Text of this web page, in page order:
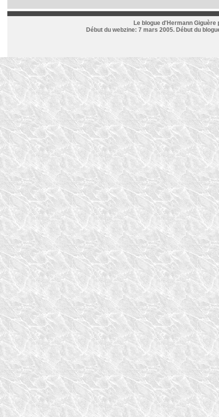
Le blogue d'Hermann
Début du webzine: 7 mars 2005. Début du